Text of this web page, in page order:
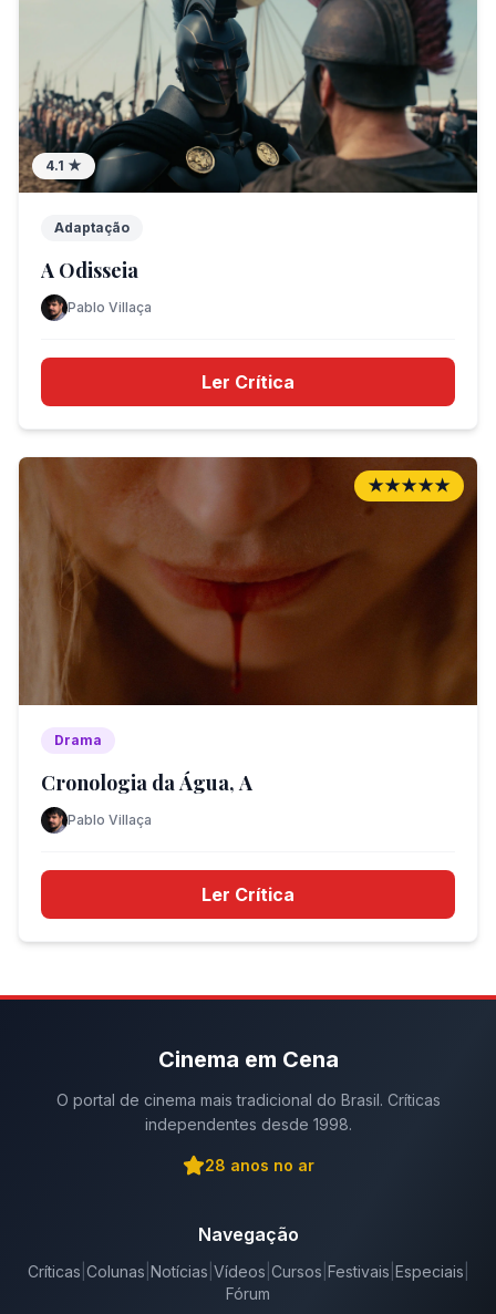
4.1 ★
Adaptação
A Odisseia
Pablo Villaça
Ler Crítica
★★★★★
Drama
Cronologia da Água, A
Pablo Villaça
Ler Crítica
Cinema em Cena
O portal de cinema mais tradicional do Brasil. Críticas
independentes desde 1998.
28 anos no ar
Navegação
Críticas Colunas Notícias Vídeos Cursos Festivais Especiais
Fórum